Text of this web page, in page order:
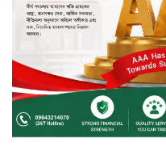
এবং
১৭
দাবি